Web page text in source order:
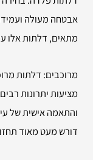
אבטחה מעולה
מתאים, דלתות אלו
מרוכבים: דלתות
מציעות יתרונות
והתאמה אישית של
דורש מעט מאוד